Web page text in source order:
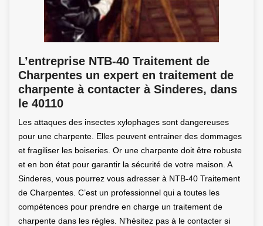
L’entreprise NTB-40 Traitement de
Charpentes un expert en traitement de
charpente à contacter à Sinderes, dans
le 40110
Les attaques des insectes xylophages sont dangereuses
pour une charpente. Elles peuvent entrainer des dommages
et fragiliser les boiseries. Or une charpente doit être robuste
et en bon état pour garantir la sécurité de votre maison. A
Sinderes, vous pourrez vous adresser à NTB-40 Traitement
de Charpentes. C’est un professionnel qui a toutes les
compétences pour prendre en charge un traitement de
charpente dans les règles. N’hésitez pas à le contacter si